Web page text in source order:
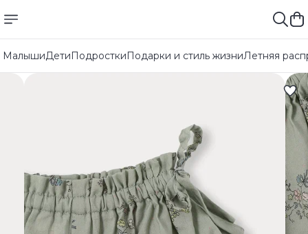
МалышиДетиПодросткиПодарки и стиль жизниЛетняя